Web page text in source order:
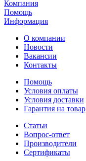
Компания
Помощь
Информация
О компании
Новости
Вакансии
Контакты
Помощь
Условия оплаты
Условия доставки
Гарантия на товар
Статьи
Вопрос-ответ
Производители
Сертификаты